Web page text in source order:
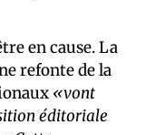
en cause. La
refonte de la
«vont
éditoriale